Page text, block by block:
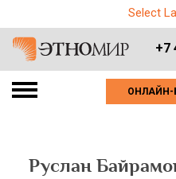
Select
+7
ОНЛАЙН-
Руслан